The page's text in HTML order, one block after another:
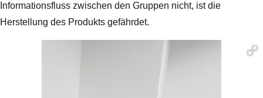
Informationsfluss zwischen den Gruppen nicht, ist die
Herstellung des Produkts gefährdet.